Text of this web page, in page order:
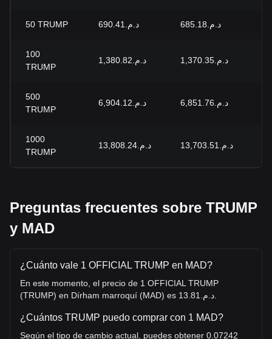
50 TRUMP د.م.690.41 د.م.685.18
100
TRUMP
د.م.1,380.82 د.م.1,370.35
500
TRUMP
د.م.6,904.12 د.م.6,851.76
1000
TRUMP
د.م.13,808.24 د.م.13,703.51
Preguntas frecuentes sobre TRUMP
y MAD
¿Cuánto vale 1 OFFICIAL TRUMP en MAD?
En este momento, el precio de 1 OFFICIAL TRUMP
¿Cuántos TRUMP puedo comprar con 1 MAD?
Según el tipo de cambio actual, puedes obtener 0.07242